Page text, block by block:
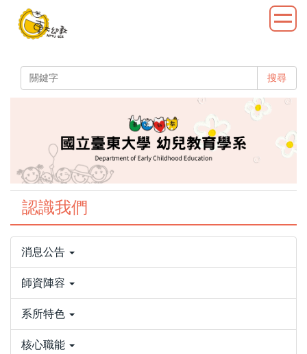
搜尋
認識我們
消息公告
師資陣容
系所特色
核心職能